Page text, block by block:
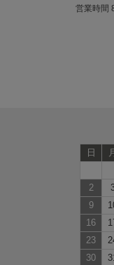
営業時間
日 月
2
9
16
23
30